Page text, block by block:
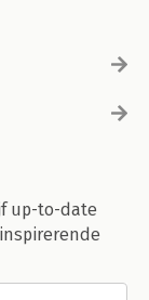
up-to-date